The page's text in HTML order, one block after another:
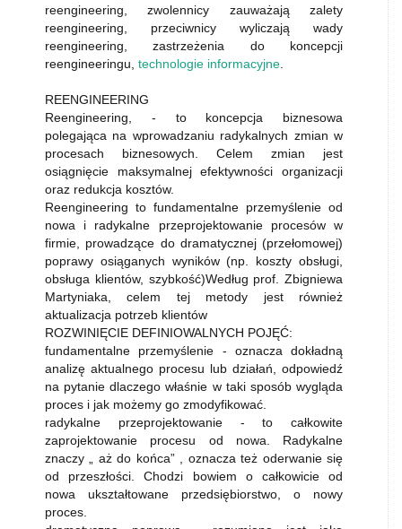
reengineering, zwolennicy zauważają zalety
reengineering, przeciwnicy wyliczają wady
reengineering, zastrzeżenia do koncepcji
reengineeringu, technologie informacyjne
REENGINEERING
Reengineering, - to koncepcja biznesowa
polegająca na wprowadzaniu radykalnych zmian w
procesach biznesowych. Celem zmian jest
osiągnięcie maksymalnej efektywności organizacji
oraz redukcja kosztów.
Reengineering to fundamentalne przemyślenie od
nowa i radykalne przeprojektowanie procesów w
firmie, prowadzące do dramatycznej (przełomowej)
poprawy osiąganych wyników (np. koszty obsługi,
obsługa klientów, szybkość)Według prof. Zbigniewa
Martyniaka, celem tej metody jest również
aktualizacja potrzeb klientów
ROZWINIĘCIE DEFINIOWALNYCH POJĘĆ:
fundamentalne przemyślenie - oznacza dokładną
analizę aktualnego procesu lub działań, odpowiedź
na pytanie dlaczego właśnie w taki sposób wygląda
proces i jak możemy go zmodyfikować.
radykalne przeprojektowanie - to całkowite
zaprojektowanie procesu od nowa. Radykalne
znaczy „ aż do końca” , oznacza też oderwanie się
od przeszłości. Chodzi bowiem o całkowicie od
nowa ukształtowane przedsiębiorstwo, o nowy
proces.